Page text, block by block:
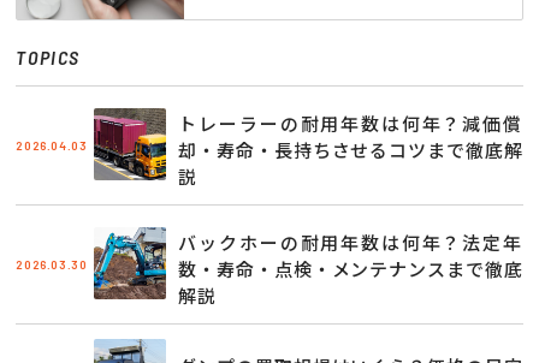
TOPICS
2026.04.03
トレーラーの耐用年数は何年？減価償
却・寿命・長持ちさせるコツまで徹底解
説
2026.03.30
バックホーの耐用年数は何年？法定年
数・寿命・点検・メンテナンスまで徹底
解説